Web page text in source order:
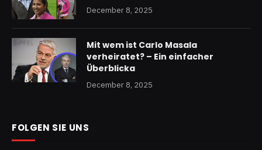
December 8, 2025
Mit wem ist Carlo Masala
verheiratet? – Ein einfacher
Überblicka
December 8, 2025
FOLGEN SIE UNS